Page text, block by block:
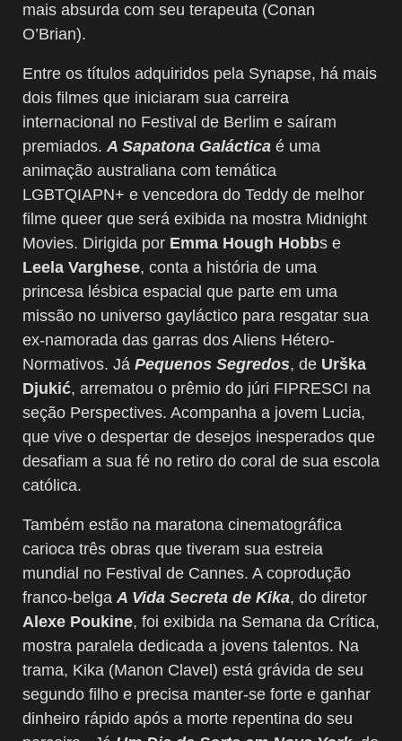
mais absurda com seu terapeuta (Conan
O’Brian).
Entre os títulos adquiridos pela Synapse, há mais
dois filmes que iniciaram sua carreira
internacional no Festival de Berlim e saíram
premiados. A Sapatona Galáctica é uma
animação australiana com temática
LGBTQIAPN+ e vencedora do Teddy de melhor
filme queer que será exibida na mostra Midnight
Movies. Dirigida por Emma Hough Hobbs e
Leela Varghese, conta a história de uma
princesa lésbica espacial que parte em uma
missão no universo gayláctico para resgatar sua
ex-namorada das garras dos Aliens Hétero-
Normativos. Já Pequenos Segredos, de Urška
Djukić, arrematou o prêmio do júri FIPRESCI na
seção Perspectives. Acompanha a jovem Lucia,
que vive o despertar de desejos inesperados que
desafiam a sua fé no retiro do coral de sua escola
católica.
Também estão na maratona cinematográfica
carioca três obras que tiveram sua estreia
mundial no Festival de Cannes. A coprodução
franco-belga A Vida Secreta de Kika, do diretor
Alexe Poukine, foi exibida na Semana da Crítica,
mostra paralela dedicada a jovens talentos. Na
trama, Kika (Manon Clavel) está grávida de seu
segundo filho e precisa manter-se forte e ganhar
dinheiro rápido após a morte repentina do seu